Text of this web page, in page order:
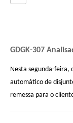
Nesta segunda-feira,
automático de
remessa para o